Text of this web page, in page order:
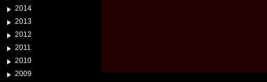
2014
2013
2012
2011
2010
2009